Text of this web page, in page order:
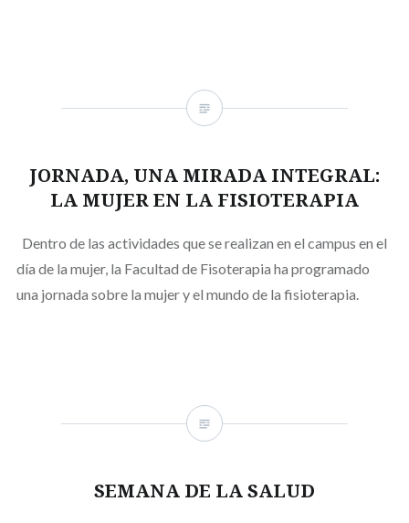
JORNADA, UNA MIRADA INTEGRAL:
LA MUJER EN LA FISIOTERAPIA
Dentro de las actividades que se realizan en el campus en el
día de la mujer, la Facultad de Fisoterapia ha programado
una jornada sobre la mujer y el mundo de la fisioterapia.
SEMANA DE LA SALUD